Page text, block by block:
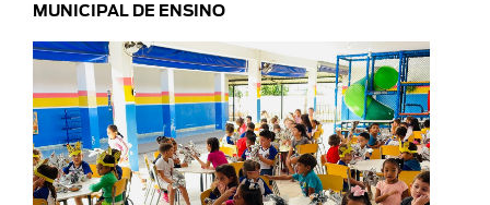
MUNICIPAL DE ENSINO